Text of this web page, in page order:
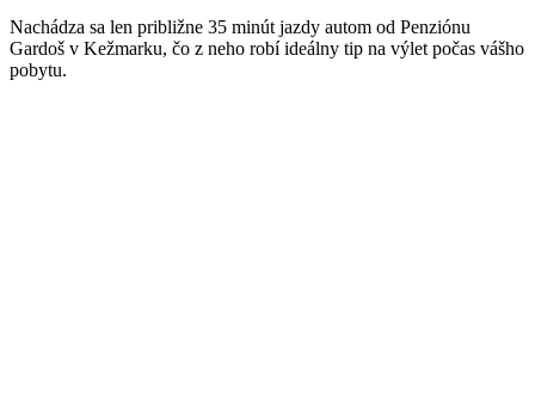
Nachádza sa len približne 35 minút jazdy autom od Penziónu
Gardoš v Kežmarku, čo z neho robí ideálny tip na výlet počas vášho
pobytu.